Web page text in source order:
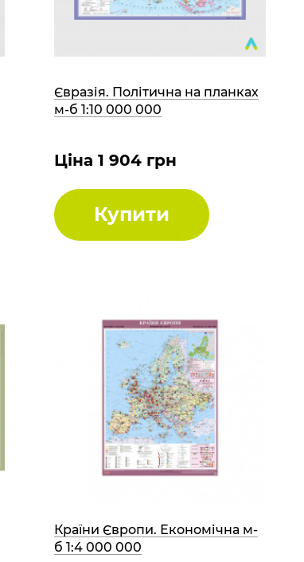
Євразія. Політична на планках
м-б 1:10 000 000
Ціна 1 904 грн
Купити
Країни Європи. Економічна м-
б 1:4 000 000